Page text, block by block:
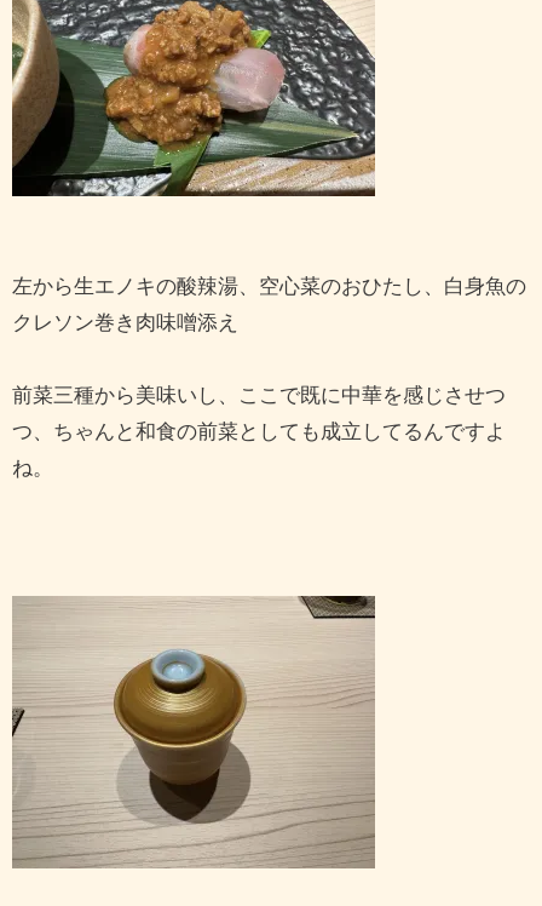
左から生エノキの酸辣湯、空心菜のおひたし、白身魚の
クレソン巻き肉味噌添え
前菜三種から美味いし、ここで既に中華を感じさせつ
つ、ちゃんと和食の前菜としても成立してるんですよ
ね。